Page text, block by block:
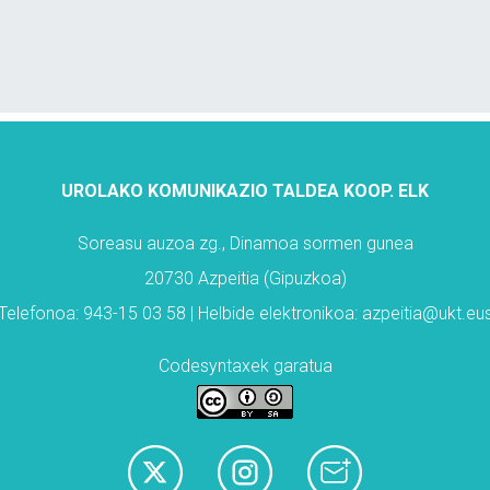
UROLAKO KOMUNIKAZIO TALDEA KOOP. ELK
Soreasu auzoa zg., Dinamoa sormen gunea
20730 Azpeitia (Gipuzkoa)
943-15 03 58 | Helbide elektronikoa:
Codesyntaxek garatua